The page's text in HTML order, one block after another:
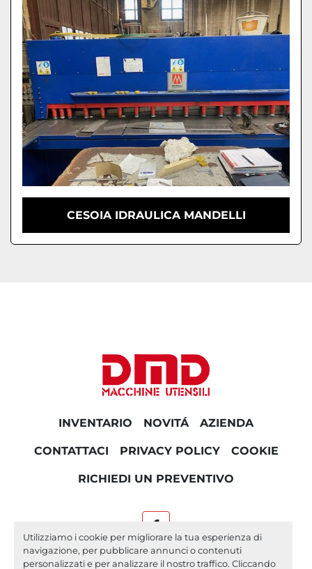
Utilizziamo i cookie per migliorare la tua esperienza di
navigazione, per pubblicare annunci o contenuti
personalizzati e per analizzare il nostro traffico. Cliccando
CESOIA IDRAULICA MANDELLI
INVENTARIO NOVITÁ AZIENDA
CONTATTACI PRIVACY POLICY COOKIE
RICHIEDI UN PREVENTIVO
facebook
Machinio Systemsito web diMachinio